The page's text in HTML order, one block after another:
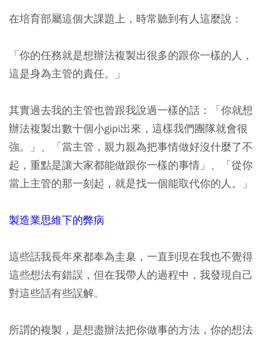
在培育部屬這個大課題上，時常聽到有人這麼說：
「你的任務就是想辦法複製出很多的跟你一樣的人，
這是身為主管的責任。」
其實過去我的主管也曾跟我說過一樣的話：「你就想
辦法複製出數十個小gipi出來，這樣我們團隊就會很
強。」、「當主管，親力親為把事情做好沒什麼了不
起，重點是讓大家都能做跟你一樣的事情」、「從你
當上主管的那一刻起，就是找一個能取代你的人。」
製造業思維下的弊病
這些話我長年來都奉為圭臬，一直到現在我也不覺得
這些想法有錯誤，但在我帶人的過程中，我發現自己
對這些話有些誤解。
所謂的複製，是想盡辦法把你做事的方法，你的想法